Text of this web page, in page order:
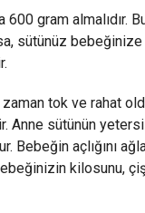
600 gram
sütünüz
tok ve rahat
Anne sütünün
Bebeğin açlığını
kilosunu,